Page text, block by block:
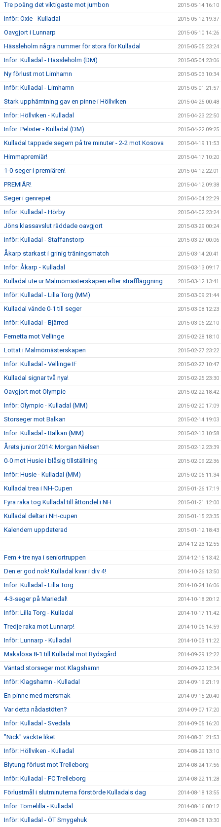
Tre poäng det viktigaste mot jumbon 2015-05-14 16:10
Inför: Oxie - Kulladal 2015-05-12 19:37
Oavgjort i Lunnarp 2015-05-10 14:26
Hässleholm några nummer för stora för Kulladal 2015-05-05 23:24
Inför: Kulladal - Hässleholm (DM) 2015-05-04 23:06
Ny förlust mot Limhamn 2015-05-03 10:34
Inför: Kulladal - Limhamn 2015-05-01 21:57
Stark upphämtning gav en pinne i Höllviken 2015-04-25 00:48
Inför: Höllviken - Kulladal 2015-04-23 22:50
Inför: Pelister - Kulladal (DM) 2015-04-22 09:25
Kulladal tappade segern på tre minuter - 2-2 mot Kosova 2015-04-19 11:53
Himmapremiär! 2015-04-17 10:20
1-0-seger i premiären! 2015-04-12 22:01
PREMIÄR! 2015-04-12 09:38
Seger i genrepet 2015-04-04 22:29
Inför: Kulladal - Hörby 2015-04-02 23:24
Jöns klassavslut räddade oavgjort 2015-03-29 00:24
Inför: Kulladal - Staffanstorp 2015-03-27 00:06
Åkarp starkast i grinig träningsmatch 2015-03-14 20:41
Inför: Åkarp - Kulladal 2015-03-13 09:17
Kulladal ute ur Malmömästerskapen efter straffläggning 2015-03-12 13:41
Inför: Kulladal - Lilla Torg (MM) 2015-03-09 21:44
Kulladal vände 0-1 till seger 2015-03-08 12:23
Inför: Kulladal - Bjärred 2015-03-06 22:10
Femetta mot Vellinge 2015-02-28 18:10
Lottat i Malmömästerskapen 2015-02-27 23:22
Inför: Kulladal - Vellinge IF 2015-02-27 10:47
Kulladal signar två nya! 2015-02-25 23:30
Oavgjort mot Olympic 2015-02-22 18:42
Inför: Olympic - Kulladal (MM) 2015-02-20 17:09
Storseger mot Balkan 2015-02-14 19:03
Inför: Kulladal - Balkan (MM) 2015-02-13 10:58
Årets junior 2014: Morgan Nielsen 2015-02-12 23:39
0-0 mot Husie i blåsig tillställning 2015-02-09 22:36
Inför: Husie - Kulladal (MM) 2015-02-06 11:34
Kulladal trea i NH-Cupen 2015-01-26 17:19
Fyra raka tog Kulladal till åttondel i NH 2015-01-21 12:00
Kulladal deltar i NH-cupen 2015-01-15 23:35
Kalendern uppdaterad 2015-01-12 18:43
2014-12-23 12:55
Fem + tre nya i seniortruppen 2014-12-16 13:42
Den er god nok! Kulladal kvar i div 4! 2014-10-26 13:50
Inför: Kulladal - Lilla Torg 2014-10-24 16:06
4-3-seger på Mariedal! 2014-10-18 20:12
Inför: Lilla Torg - Kulladal 2014-10-17 11:42
Tredje raka mot Lunnarp! 2014-10-06 14:59
Inför: Lunnarp - Kulladal 2014-10-03 11:22
Makalösa 8-1 till Kulladal mot Rydsgård 2014-09-29 12:22
Väntad storseger mot Klagshamn 2014-09-22 12:34
Inför: Klagshamn - Kulladal 2014-09-19 21:19
En pinne med mersmak 2014-09-15 20:40
Var detta nådastöten? 2014-09-07 17:20
Inför: Kulladal - Svedala 2014-09-05 16:20
"Nick" väckte liket 2014-08-31 21:53
Inför: Höllviken - Kulladal 2014-08-29 13:10
Blytung förlust mot Trelleborg 2014-08-24 17:56
Inför: Kulladal - FC Trelleborg 2014-08-22 11:28
Förlustmål i slutminuterna förstörde Kulladals dag 2014-08-18 13:55
Inför: Tomelilla - Kulladal 2014-08-16 00:12
Inför: Kulladal - ÖT Smygehuk 2014-08-08 13:30